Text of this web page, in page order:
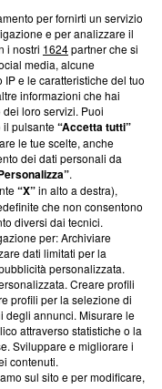
su Blasting
ci impegniamo a
nostra aderenza a
News non è
richiesto di farne
una verifica di
Frasca, 3 - 6900
per fornirti un servizio
e per analizzare il
i nostri 1624partner che si
media, alcune
e le caratteristiche del tuo
informazioni che hai
loro servizi. Puoi
il pulsante“Accetta tutti”
le tue scelte, anche
dei dati personali da
.
“X”in alto a destra),
che non consentono
diversi dai tecnici.
per: Archiviare
dati limitati per la
personalizzata.
Creare profili
profili per la selezione di
degli annunci. Misurare le
attraverso statistiche o la
Sviluppare e migliorare i
contenuti.
sul sito e per modificare,